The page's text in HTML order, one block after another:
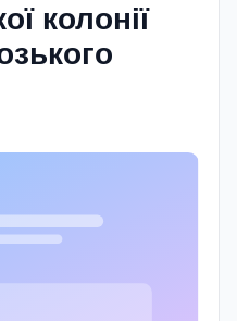
колонії